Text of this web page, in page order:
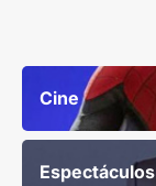
Cine
Espectáculos